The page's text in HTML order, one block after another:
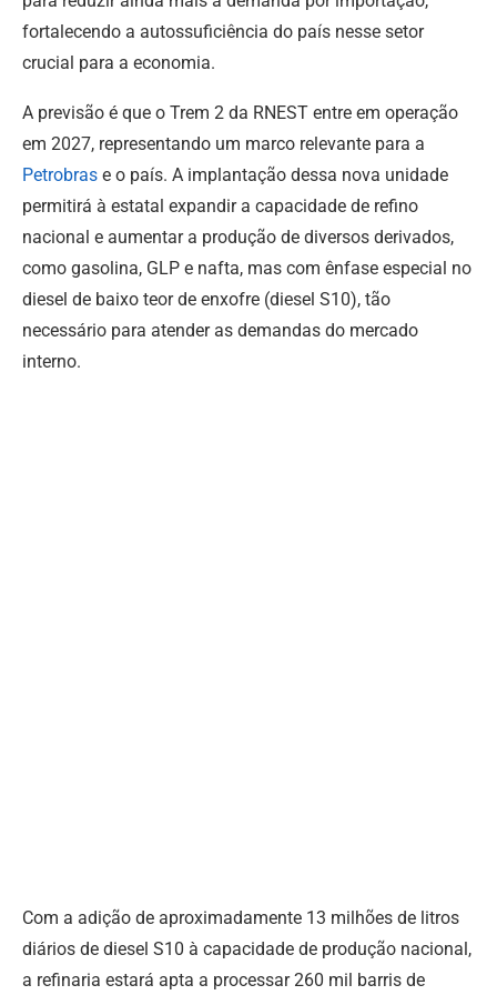
fortalecendo a autossuficiência do país nesse setor
crucial para a economia.
A previsão é que o Trem 2 da RNEST entre em operação
em 2027, representando um marco relevante para a
Petrobras e o país. A implantação dessa nova unidade
permitirá à estatal expandir a capacidade de refino
nacional e aumentar a produção de diversos derivados,
como gasolina, GLP e nafta, mas com ênfase especial no
diesel de baixo teor de enxofre (diesel S10), tão
necessário para atender as demandas do mercado
interno.
Com a adição de aproximadamente 13 milhões de litros
diários de diesel S10 à capacidade de produção nacional,
a refinaria estará apta a processar 260 mil barris de